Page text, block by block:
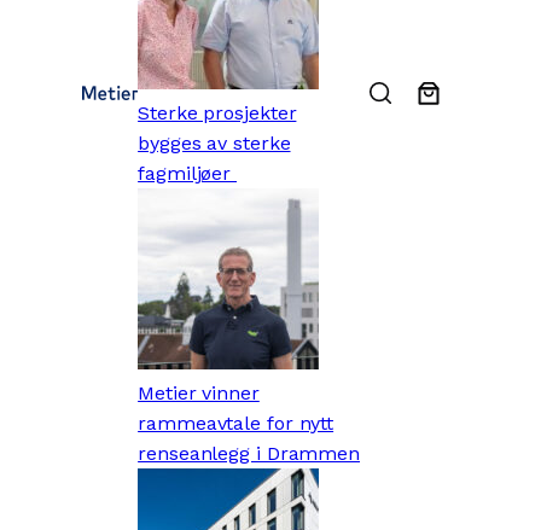
Sterke prosjekter
bygges av sterke
fagmiljøer
Metier vinner
rammeavtale for nytt
renseanlegg i Drammen